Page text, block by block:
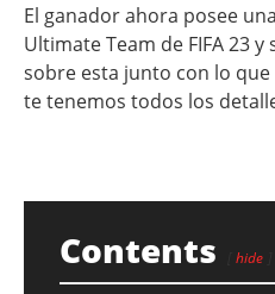
El ganador ahora posee
Ultimate Team de FIFA 23
sobre esta junto con lo
te tenemos todos los
Contents hide